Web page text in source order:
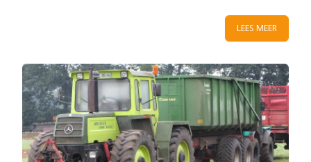
LEES MEER